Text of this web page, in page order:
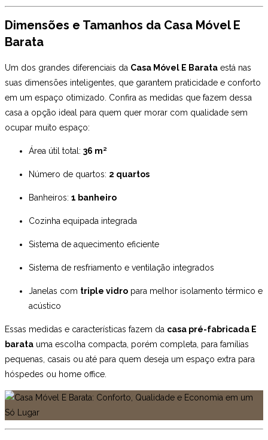
Dimensões e Tamanhos da Casa Móvel E
Barata
Um dos grandes diferenciais da Casa Móvel E Barata está nas
suas dimensões inteligentes, que garantem praticidade e conforto
em um espaço otimizado. Confira as medidas que fazem dessa
casa a opção ideal para quem quer morar com qualidade sem
ocupar muito espaço:
Área útil total: 36 m²
Número de quartos: 2 quartos
Banheiros: 1 banheiro
Cozinha equipada integrada
Sistema de aquecimento eficiente
Sistema de resfriamento e ventilação integrados
Janelas com triple vidro para melhor isolamento térmico e
acústico
Essas medidas e características fazem da casa pré-fabricada E
barata uma escolha compacta, porém completa, para famílias
pequenas, casais ou até para quem deseja um espaço extra para
hóspedes ou home office.